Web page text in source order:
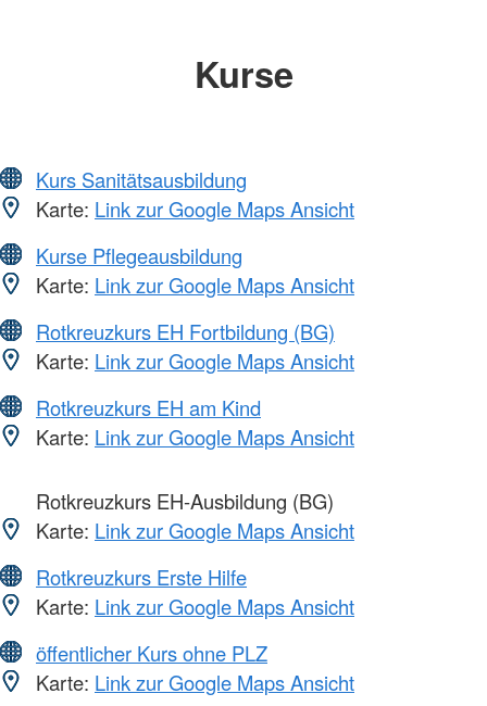
Kurse
Kurs Sanitätsausbildung
Karte: Link zur Google Maps Ansicht
Kurse Pflegeausbildung
Karte: Link zur Google Maps Ansicht
Rotkreuzkurs EH Fortbildung (BG)
Karte: Link zur Google Maps Ansicht
Rotkreuzkurs EH am Kind
Karte: Link zur Google Maps Ansicht
Rotkreuzkurs EH-Ausbildung (BG)
Karte: Link zur Google Maps Ansicht
Rotkreuzkurs Erste Hilfe
Karte: Link zur Google Maps Ansicht
öffentlicher Kurs ohne PLZ
Karte: Link zur Google Maps Ansicht